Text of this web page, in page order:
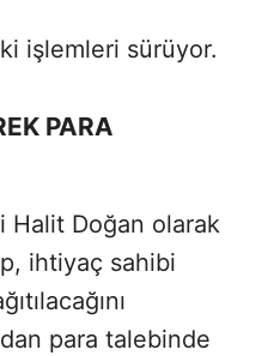
işlemleri sürüyor.
PARA
Halit Doğan olarak
ihtiyaç sahibi
para talebinde